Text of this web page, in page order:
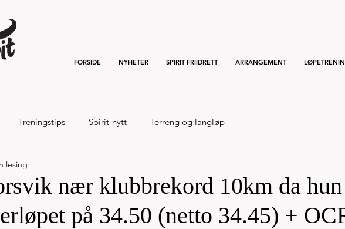
FORSIDE NYHETER SPIRIT FRIIDRETT ARRANGEMENT
Treningstips Spirit-nytt Terreng og langløp
og 7km 20
nær klubbrekord 10km da hun
på 34.50 (netto 34.45) +
lesing